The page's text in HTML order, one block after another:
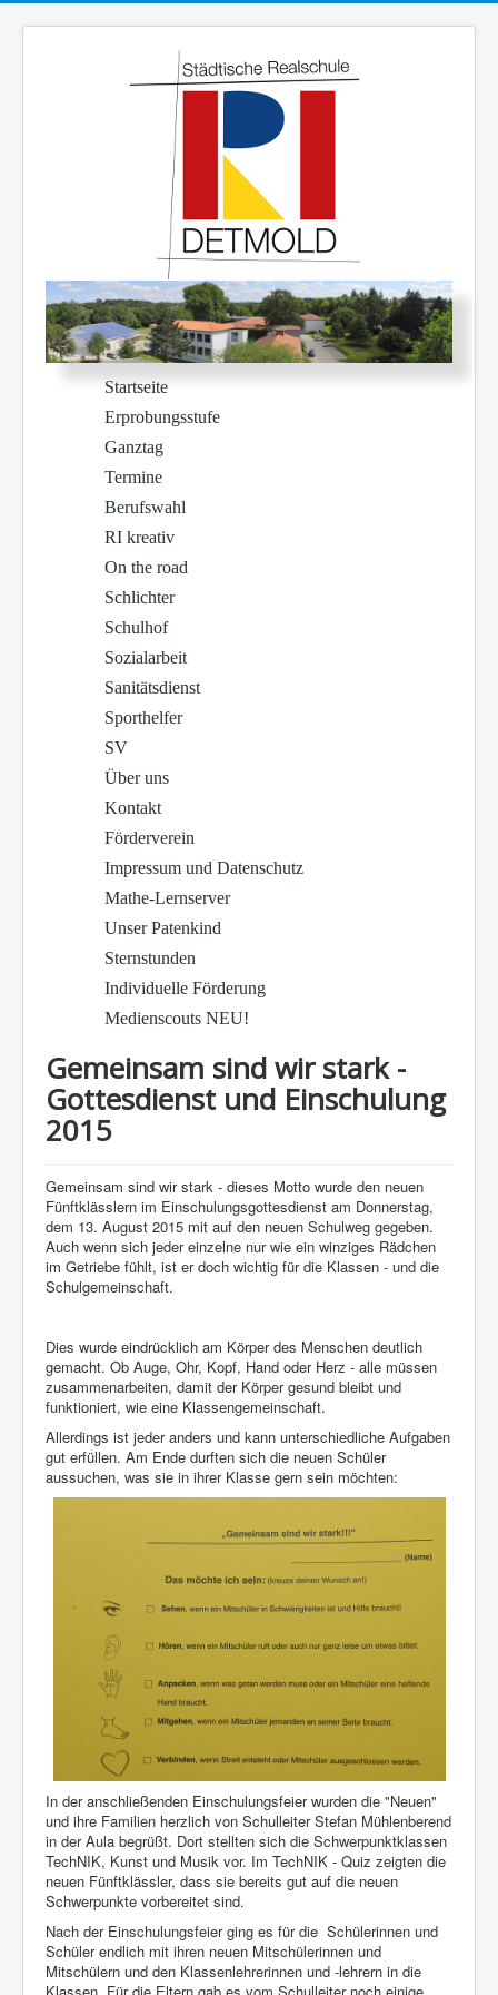
Startseite
Erprobungsstufe
Ganztag
Termine
Berufswahl
RI kreativ
On the road
Schlichter
Schulhof
Sozialarbeit
Sanitätsdienst
Sporthelfer
SV
Über uns
Kontakt
Förderverein
Impressum und Datenschutz
Mathe-Lernserver
Unser Patenkind
Sternstunden
Individuelle Förderung
Medienscouts NEU!
Gemeinsam sind wir stark -
Gottesdienst und Einschulung
2015
Gemeinsam sind wir stark - dieses Motto wurde den neuen
Fünftklässlern im Einschulungsgottesdienst am Donnerstag,
dem 13. August 2015 mit auf den neuen Schulweg gegeben.
Auch wenn sich jeder einzelne nur wie ein winziges Rädchen
im Getriebe fühlt, ist er doch wichtig für die Klassen - und die
Schulgemeinschaft.
Dies wurde eindrücklich am Körper des Menschen deutlich
gemacht. Ob Auge, Ohr, Kopf, Hand oder Herz - alle müssen
zusammenarbeiten, damit der Körper gesund bleibt und
funktioniert, wie eine Klassengemeinschaft.
Allerdings ist jeder anders und kann unterschiedliche Aufgaben
gut erfüllen. Am Ende durften sich die neuen Schüler
aussuchen, was sie in ihrer Klasse gern sein möchten:
In der anschließenden Einschulungsfeier wurden die "Neuen"
und ihre Familien herzlich von Schulleiter Stefan Mühlenberend
in der Aula begrüßt. Dort stellten sich die Schwerpunktklassen
TechNIK, Kunst und Musik vor. Im TechNIK - Quiz zeigten die
neuen Fünftklässler, dass sie bereits gut auf die neuen
Schwerpunkte vorbereitet sind.
Nach der Einschulungsfeier ging es für die Schülerinnen und
Schüler endlich mit ihren neuen Mitschülerinnen und
Mitschülern und den Klassenlehrerinnen und -lehrern in die